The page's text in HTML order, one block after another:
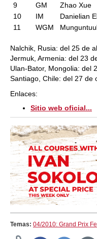
9
GM Zhao Xue
10
IM Danielian
11
WGM
Nalchik, Rusia: del 25 de
Jermuk, Armenia: del 23
Ulan-Bator, Mongolia: del
Santiago, Chile: del 27 de
Enlaces:
Sitio web oficial...
Temas: 04/2010: Grand Prix